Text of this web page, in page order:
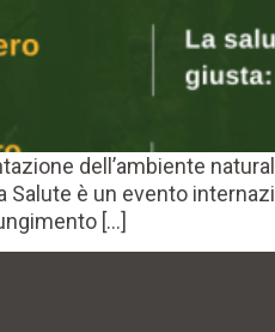
dell’ambiente
è un evento
[…]